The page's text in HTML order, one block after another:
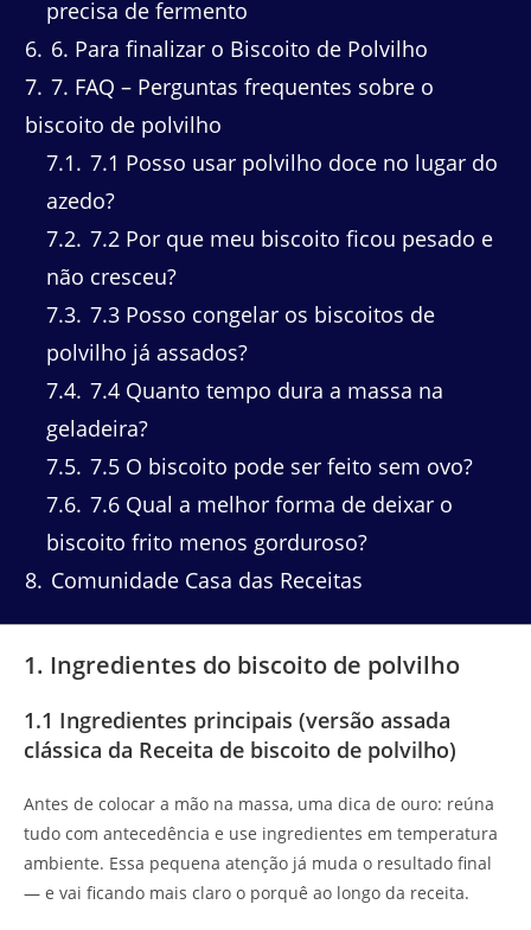
precisa de fermento
6 6. Para finalizar o Biscoito de Polvilho
7 7. FAQ – Perguntas frequentes sobre o
biscoito de polvilho
7.1
7.1 Posso usar polvilho doce no lugar do
azedo?
7.2 7.2 Por que meu biscoito ficou pesado e
não cresceu?
7.3 7.3 Posso congelar os biscoitos de
polvilho já assados?
7.4 7.4 Quanto tempo dura a massa na
geladeira?
7.5 7.5 O biscoito pode ser feito sem ovo?
7.6 7.6 Qual a melhor forma de deixar o
biscoito frito menos gorduroso?
8 Comunidade Casa das Receitas
1. Ingredientes do biscoito de polvilho
1.1 Ingredientes principais (versão assada
clássica da Receita de biscoito de polvilho)
Antes de colocar a mão na massa, uma dica de ouro: reúna
tudo com antecedência e use ingredientes em temperatura
ambiente. Essa pequena atenção já muda o resultado final
— e vai ficando mais claro o porquê ao longo da receita.